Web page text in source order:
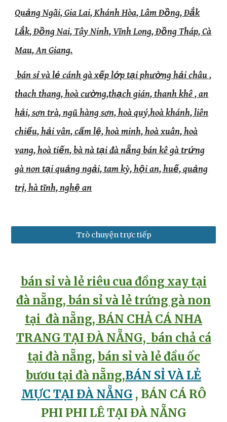
Quảng Ngãi, Gia Lai, Khánh Hòa, Lâm Đồng, Đắk
Lắk, Đồng Nai, Tây Ninh, Vĩnh Long, Đồng Tháp, Cà
Mau, An Giang.
bán sỉ và lẻ cánh gà xếp lớp tại phường hải châu ,
thach thang, hoà cường,thạch gián, thanh khê , an
hải, sơn trà, ngũ hàng sơn, hoà quý,hoà khánh, liên
chiểu, hải vân, cẩm lệ, hoà minh, hoà xuân, hoà
vang, hoà tiến, bà nà tại đà nẵng bán kê gà trứng
gà non tại quảng ngải, tam kỳ, hội an, huế, quảng
trị, hà tĩnh, nghệ an
Trò chuyện trực tiếp
bán sỉ và lẻ riêu cua đồng xay tại
đà nẵng, bán sỉ và lẻ trứng gà non
tại đà nẵng, BÁN CHẢ CÁ NHA
TRANG TẠI ĐÀ NẴNG, bán chả cá
tại đà nẵng, bán sỉ và lẻđầu ốc
bươu tại đà nẵng,BÁN SỈ VÀ LẺ
MỰC TẠI ĐÀ NẴNG , BÁN CÁ RÔ
PHI PHI LÊ TẠI ĐÀ NẴNG